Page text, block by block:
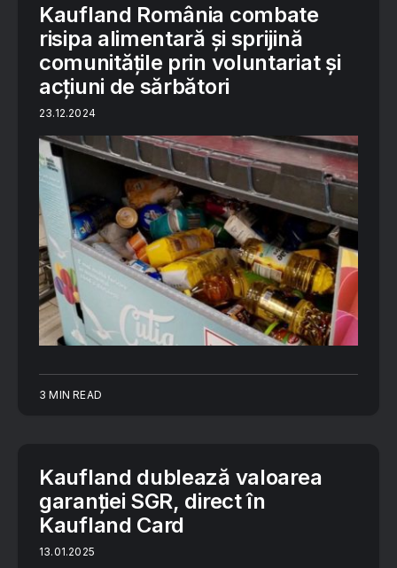
Kaufland România combate
risipa alimentară și sprijină
comunitățile prin voluntariat și
acțiuni de sărbători
23.12.2024
3 MIN READ
Kaufland dublează valoarea
garanției SGR, direct în
Kaufland Card
13.01.2025